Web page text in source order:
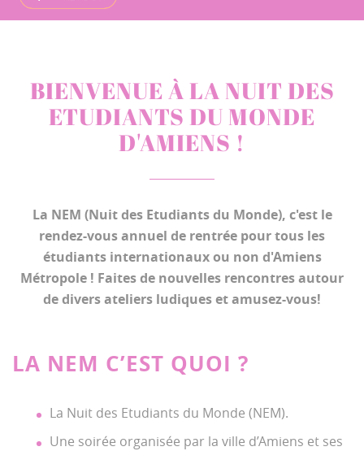
BIENVENUE À LA NUIT DES
ETUDIANTS DU MONDE
D'AMIENS !
La NEM (Nuit des Etudiants du Monde), c'est le
rendez-vous annuel de rentrée pour tous les
étudiants internationaux ou non d'Amiens
Métropole ! Faites de nouvelles rencontres autour
de divers ateliers ludiques et amusez-vous!
LA NEM C’EST QUOI ?
La Nuit des Etudiants du Monde (NEM).
Une soirée organisée par la ville d’Amiens et ses